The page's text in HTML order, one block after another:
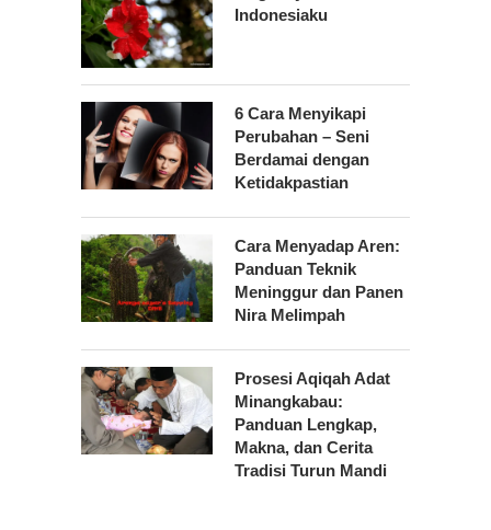
Indonesiaku
6 Cara Menyikapi
Perubahan – Seni
Berdamai dengan
Ketidakpastian
Cara Menyadap Aren:
Panduan Teknik
Meninggur dan Panen
Nira Melimpah
Prosesi Aqiqah Adat
Minangkabau:
Panduan Lengkap,
Makna, dan Cerita
Tradisi Turun Mandi